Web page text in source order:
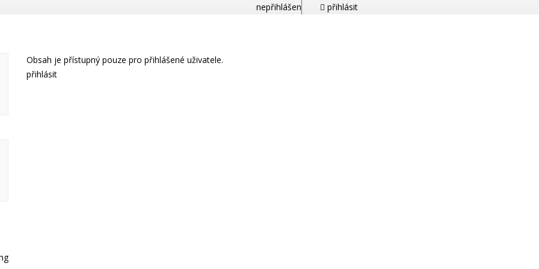
nepřihlášen přihlásit
Obsah je přístupný pouze pro přihlášené uživatele.
přihlásit